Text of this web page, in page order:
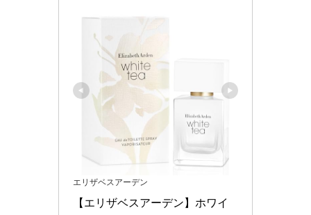
エリザベスアーデン
【エリザベスアーデン】ホワイ